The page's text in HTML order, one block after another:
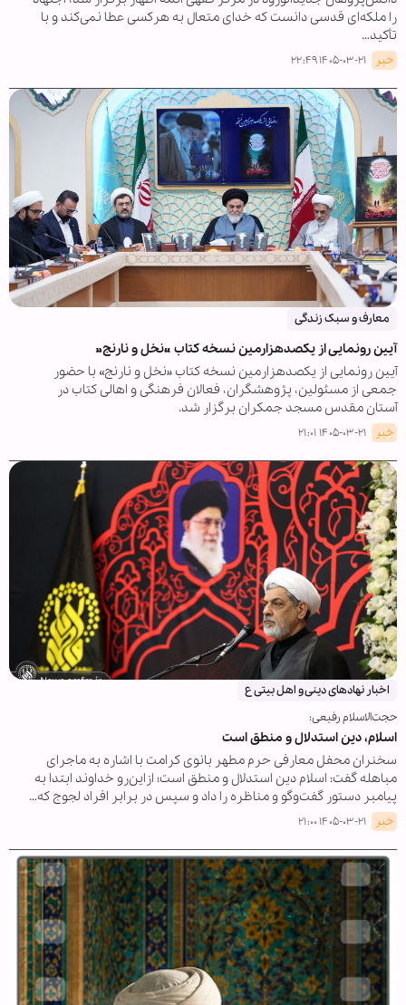
را ملکه‌ای قدسی دانست که خدای متعال به هرکسی عطا نمی‌کند و با
تأکید…
خبر ۱۴۰۵-۰۳-۲۱ ۲۲:۴۹
معارف و سبک زندگی
آیین رونمایی از یکصدهزارمین نسخه کتاب «نخل و نارنج»
آیین رونمایی از یکصدهزارمین نسخه کتاب «نخل و نارنج» با حضور
جمعی از مسئولین، پژوهشگران، فعالان فرهنگی و اهالی کتاب در
آستان مقدس مسجد جمکران برگزار شد.
خبر ۱۴۰۵-۰۳-۲۱ ۲۱:۰۱
اخبار نهادهای دینی و اهل بیتی ع
حجت‌الاسلام‌ رفیعی:
اسلام، دین استدلال و منطق است
سخنران محفل معارفی حرم مطهر بانوی کرامت با اشاره به ماجرای
مباهله گفت: اسلام دین استدلال و منطق است؛ ازاین‌رو خداوند ابتدا به
پیامبر دستور گفت‌وگو و مناظره را داد و سپس در برابر افراد لجوج که…
خبر ۱۴۰۵-۰۳-۲۱ ۲۱:۰۰